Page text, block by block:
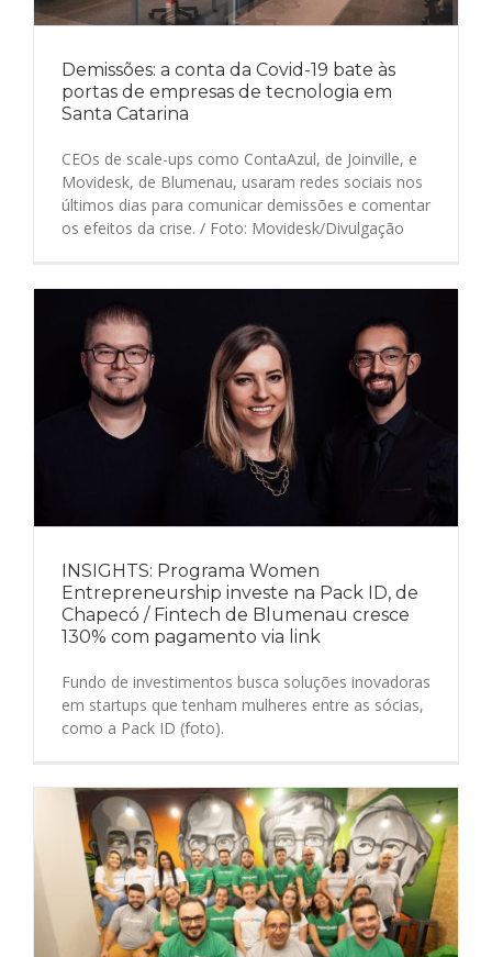
Demissões: a conta da Covid-19 bate às
portas de empresas de tecnologia em
Santa Catarina
CEOs de scale-ups como ContaAzul, de Joinville, e
Movidesk, de Blumenau, usaram redes sociais nos
últimos dias para comunicar demissões e comentar
os efeitos da crise. / Foto: Movidesk/Divulgação
INSIGHTS: Programa Women
Entrepreneurship investe na Pack ID, de
Chapecó / Fintech de Blumenau cresce
130% com pagamento via link
Fundo de investimentos busca soluções inovadoras
em startups que tenham mulheres entre as sócias,
como a Pack ID (foto).